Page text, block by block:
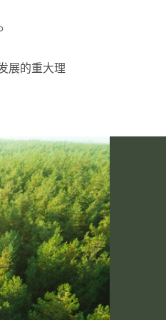
展的重大理